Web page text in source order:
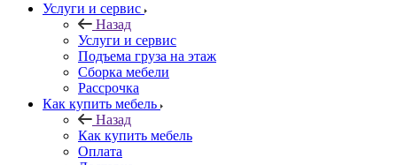
Услуги и сервис
Назад
Услуги и сервис
Подъема груза на этаж
Сборка мебели
Рассрочка
Как купить мебель
Назад
Как купить мебель
Оплата